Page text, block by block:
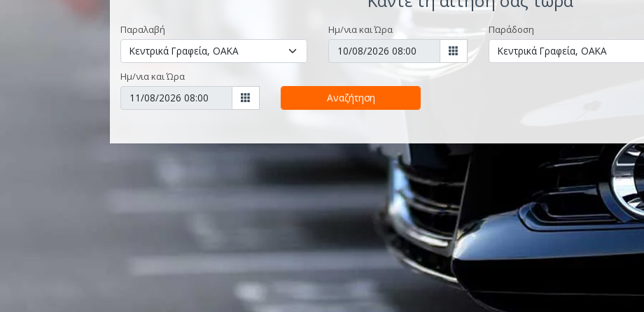
Παραλαβή Ημ/νια και Ώρα Παράδοση
Ημ/νια και Ώρα
Αναζήτηση